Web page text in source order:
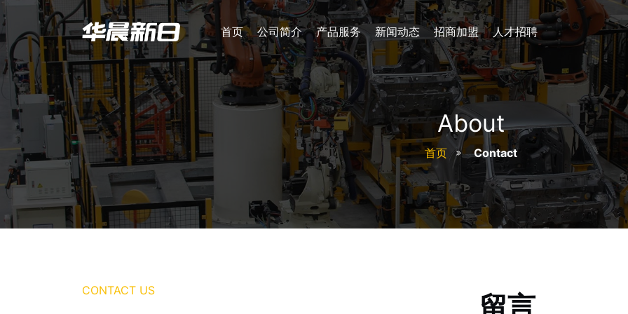
首页 公司简介 产品服务 新闻动态 招商加盟 人才招聘
About
首页 Contact
CONTACT US 留言